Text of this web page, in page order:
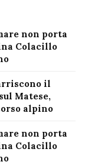
non porta
Colacillo
il
Matese,
alpino
non porta
Colacillo